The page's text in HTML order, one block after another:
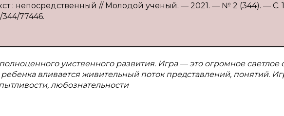
: непосредственный // Молодой ученый. — 2021. — № 2 (344). — С.
77446.
умственного развития. Игра — это огромное светлое
вливается живительный поток представлений, понятий.
любознательности